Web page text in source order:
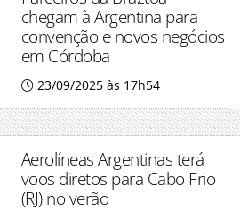
chegam à Argentina para
convenção e novos negócios
em Córdoba
23/09/2025 às 17h54
Aerolíneas Argentinas terá
voos diretos para Cabo Frio
(RJ) no verão